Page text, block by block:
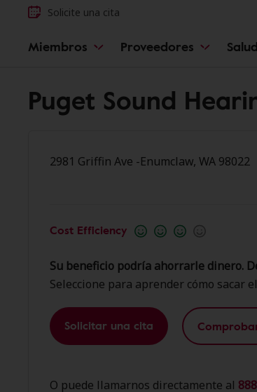
Solicite una cita
Miembros Proveedores
Puget Sound
2981 Griffin Ave -Enumclaw, WA 98022
Cost Efficiency
Su beneficio podría ahorrarle dinero.
Seleccione para aprender cómo sacar
Solicitar una cita
O puede llamarnos directamente al